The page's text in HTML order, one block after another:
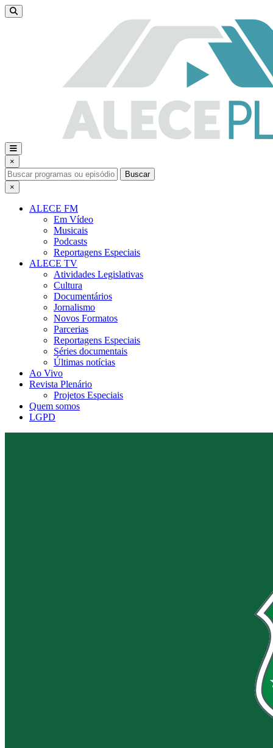
×
Buscar
×
ALECE FM
Em Vídeo
Musicais
Podcasts
Reportagens Especiais
ALECE TV
Atividades Legislativas
Cultura
Documentários
Jornalismo
Novos Formatos
Parcerias
Reportagens Especiais
Séries documentais
Últimas notícias
Ao Vivo
Revista Plenário
Projetos Especiais
Quem somos
LGPD